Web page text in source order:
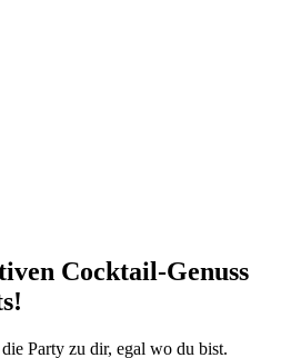
Cocktail-Genuss
Party zu dir, egal wo du bist.